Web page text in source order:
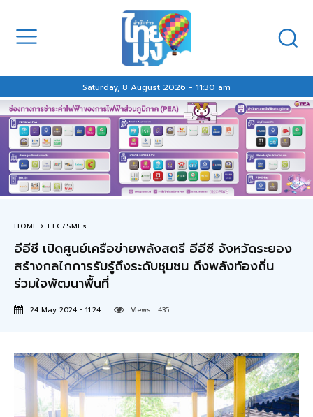
Saturday, 8 August 2026 - 11:30 am
HOME EEC/SMEs
อีอีซี เปิดศูนย์เครือข่ายพลังสตรี อีอีซี จังหวัดระยอง
สร้างกลไกการรับรู้ถึงระดับชุมชน ดึงพลังท้องถิ่น
ร่วมใจพัฒนาพื้นที่
24 May 2024 - 11:24 Views : 435